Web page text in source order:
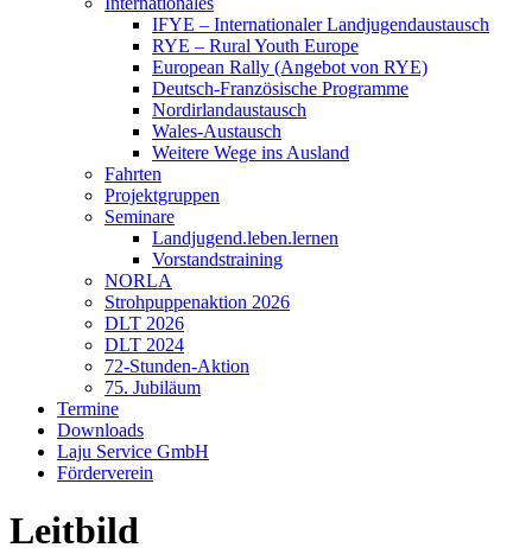
IFYE – Internationaler Landjugendaustausch
RYE – Rural Youth Europe
European Rally (Angebot von RYE)
Deutsch-Französische Programme
Nordirlandaustausch
Wales-Austausch
Weitere Wege ins Ausland
Fahrten
Projektgruppen
Seminare
Landjugend.leben.lernen
Vorstandstraining
NORLA
Strohpuppenaktion 2026
DLT 2026
DLT 2024
72-Stunden-Aktion
75. Jubiläum
Termine
Downloads
Laju Service GmbH
Förderverein
Leitbild